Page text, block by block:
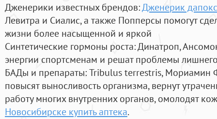
Дженерики известных брендов:Дженерик
Левитра и Сиалис, а также Попперсы помогут
жизни более насыщенной и яркой
Синтетические гормоны роста: Динатроп,
энергии спортсменам и решат проблемы
БАДы и препараты:Tribulus terrestris, Мориамин
повысят выносливость организма, вернут
работу многих внутренних органов, омолодят
Новосибирске купить аптека.